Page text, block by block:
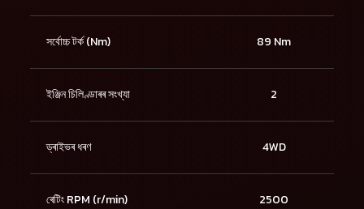
সৰ্বোচ্চ টৰ্ক (Nm) 89 Nm
ইঞ্জিন চিলিণ্ডাৰৰ সংখ্যা 2
ড্ৰাইভৰ ধৰণ 4WD
ৰেটিং RPM (r/min) 2500